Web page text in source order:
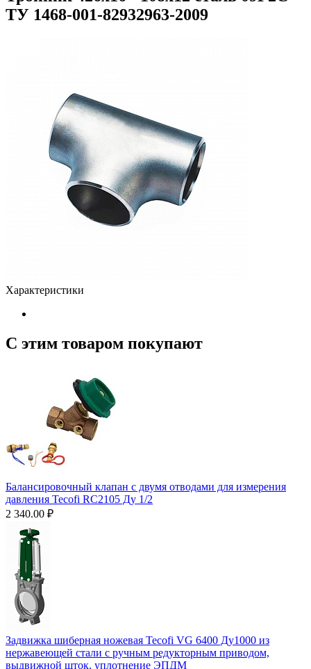
ТУ 1468-001-82932963-2009
Характеристики
С этим товаром покупают
Балансировочный клапан с двумя отводами для измерения
давления Tecofi RC2105 Ду 1/2
2 340.00 ₽
Задвижка шиберная ножевая Tecofi VG 6400 Ду1000 из
нержавеющей стали с ручным редукторным приводом,
выдвижной шток, уплотнение ЭПДМ